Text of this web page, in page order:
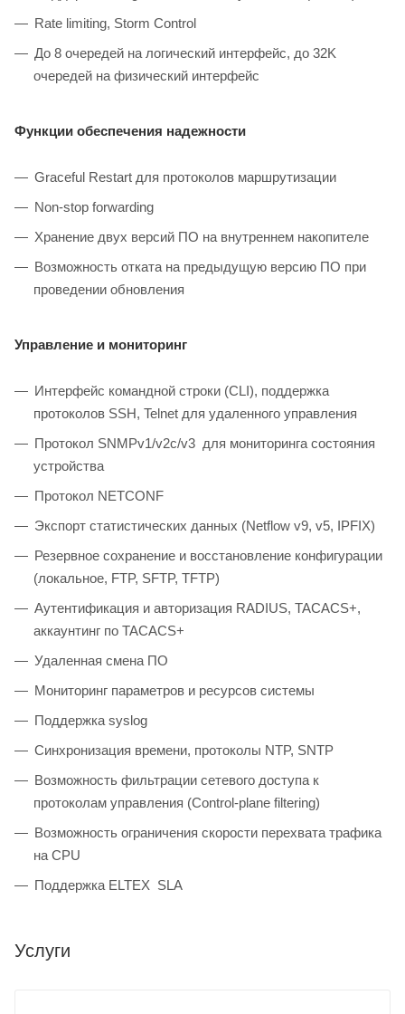
Rate limiting, Storm Control
До 8 очередей на логический интерфейс, до 32K
очередей на физический интерфейс
Функции обеспечения надежности
Graceful Restart для протоколов маршрутизации
Non-stop forwarding
Хранение двух версий ПО на внутреннем накопителе
Возможность отката на предыдущую версию ПО при
проведении обновления
Управление и мониторинг
Интерфейс командной строки (CLI), поддержка
протоколов SSH, Telnet для удаленного управления
Протокол SNMPv1/v2c/v3 для мониторинга состояния
устройства
Протокол NETCONF
Экспорт статистических данных (Netflow v9, v5, IPFIX)
Резервное сохранение и восстановление конфигурации
(локальное, FTP, SFTP, TFTP)
Аутентификация и авторизация RADIUS, TACACS+,
аккаунтинг по TACACS+
Удаленная смена ПО
Мониторинг параметров и ресурсов системы
Поддержка syslog
Синхронизация времени, протоколы NTP, SNTP
Возможность фильтрации сетевого доступа к
протоколам управления (Control-plane filtering)
Возможность ограничения скорости перехвата трафика
на CPU
Поддержка ELTEX SLA
Услуги